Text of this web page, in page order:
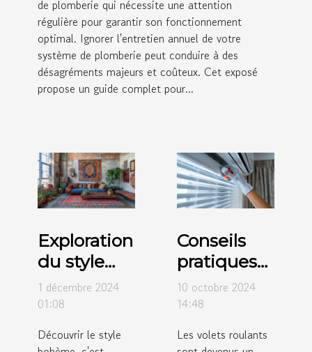
de plomberie qui nécessite une attention
régulière pour garantir son fonctionnement
optimal. Ignorer l'entretien annuel de votre
système de plomberie peut conduire à des
désagréments majeurs et coûteux. Cet exposé
propose un guide complet pour...
Exploration
du style
bohème :
origines et
modernes
1 décembre 2024
01:08
Découvrir le style
Conseils
pratiques
pour
l'entretien
des volets
10 octobre 2024
14:48
Les volets roulants